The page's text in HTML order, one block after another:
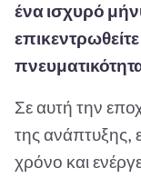
ένα ισχυρό
Σε αυτή την
της ανάπτυξης,
χρόνο και